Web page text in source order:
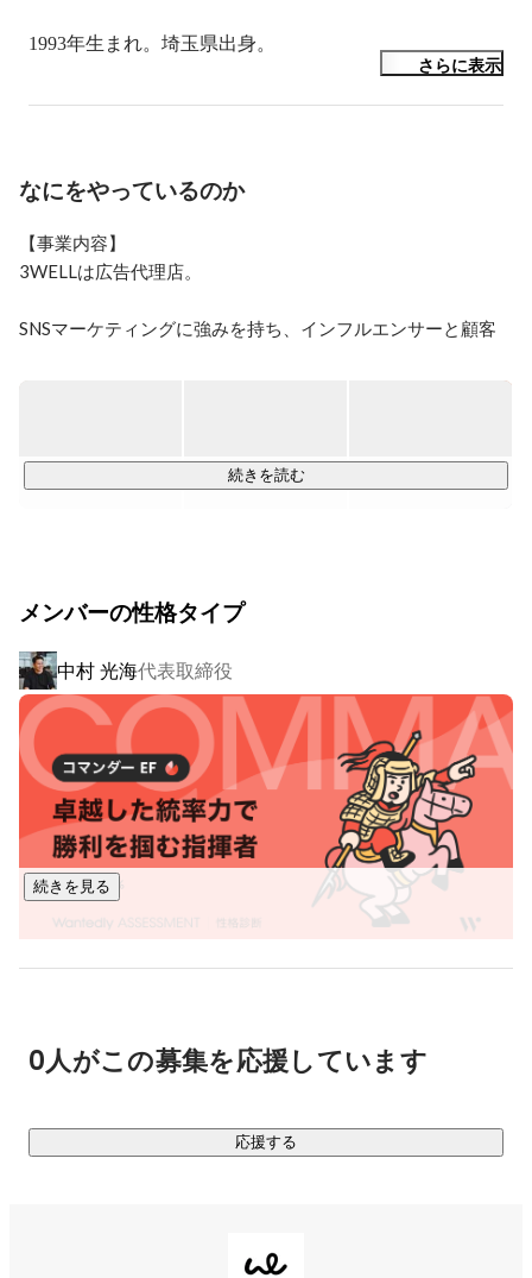
1993年生まれ。埼玉県出身。
さらに表示
なにをやっているのか
【事業内容】
3WELLは広告代理店。
SNSマーケティングに強みを持ち、インフルエンサーと顧客
月500-600件のSNS広告を稼働。
インフルエンサー登録者数だけでなく広告の実績も国内最大
規模を誇る、インフルエンサー専門のアフィリエイトプラッ
トフォームです。
成果報酬型広告のため、顧客は初期費用ゼロでPR施策を開始
することができます。
各案件に対し、PR施策の内容やキャスティングを行うこと
で、顧客のマーケティング支援・インフルエンサーの収益拡
大に貢献。
ルス局)の両面から、担当者が徹底して施策のディレクション
を行います。
■THREE Xross『純広告型インフルエンサーマーケティング』
続きを読む
メンバーの性格タイプ
中村 光海代表取締役
続きを見る
0人がこの募集を応援しています
応援する